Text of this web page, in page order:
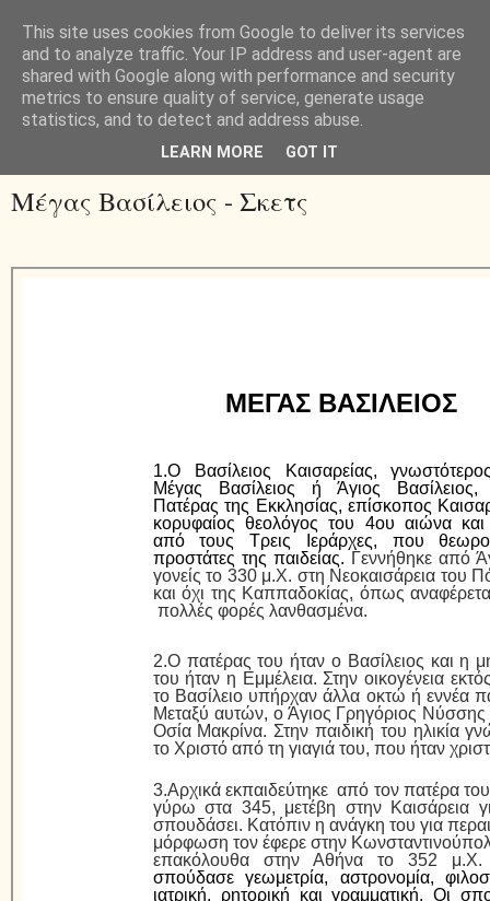
Μέγας Βασίλειος - Σκετς
This site uses cookies from Google to deliver its services
and to analyze traffic. Your IP address and user-agent are
shared with Google along with performance and security
metrics to ensure quality of service, generate usage
statistics, and to detect and address abuse.
LEARN MORE GOT IT